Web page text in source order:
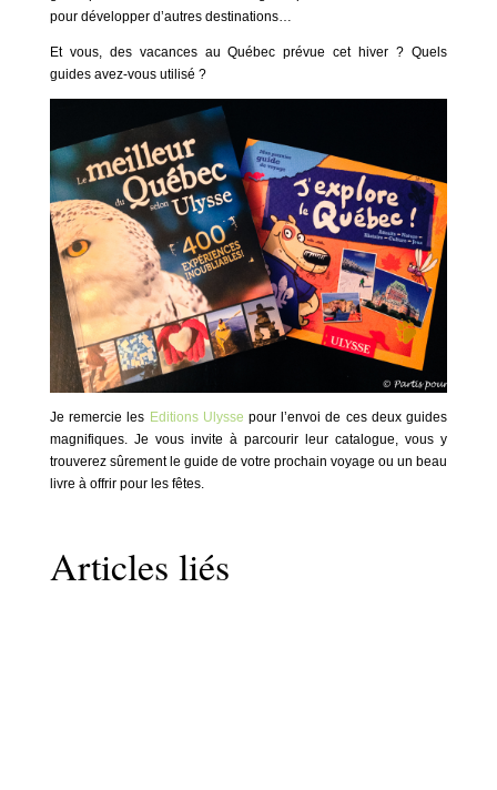
pour développer d’autres destinations…
Et vous, des vacances au Québec prévue cet hiver ? Quels
guides avez-vous utilisé ?
Je remercie les Editions Ulysse pour l’envoi de ces deux guides
magnifiques. Je vous invite à parcourir leur catalogue, vous y
trouverez sûrement le guide de votre prochain voyage ou un beau
livre à offrir pour les fêtes.
Articles liés